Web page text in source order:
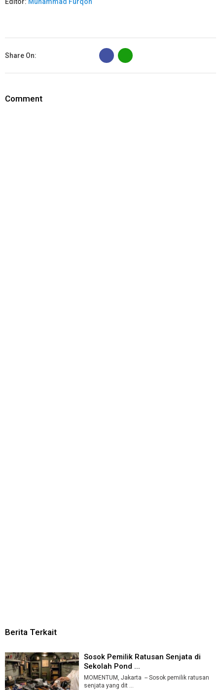
Share On:
B
Comment
Berita Terkait
Sosok Pemilik Ratusan Senjata di
Sekolah Pond ...
MOMENTUM, Jakarta -- Sosok pemilik ratusan
senjata yang dit ...